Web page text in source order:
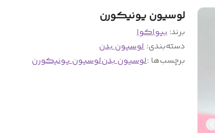
لوسیون یونیکورن
برند:بیواکوا
دسته‌بندی:لوسیون بدن
برچسب‌ها :لوسیون بدنلوسیون یونیکورن